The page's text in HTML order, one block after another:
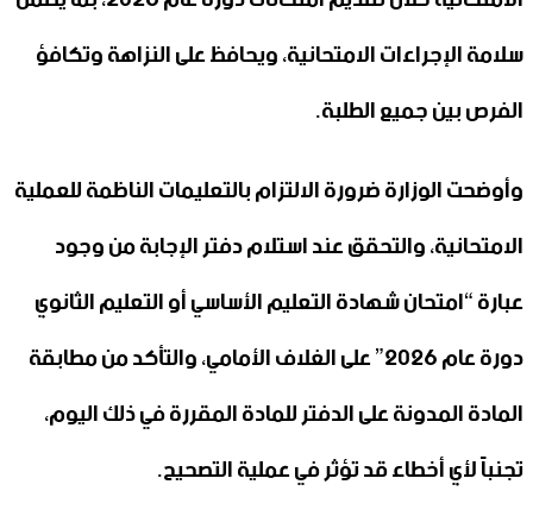
سلامة الإجراءات الامتحانية، ويحافظ على ‏النزاهة ‏وتكافؤ
الفرص بين جميع الطلبة‎.‎
وأوضحت الوزارة ضرورة الالتزام بالتعليمات الناظمة للعملية
الامتحانية، ‌‏والتحقق عند استلام دفتر الإجابة من وجود
عبارة “امتحان ‏شهادة التعليم الأساسي أو التعليم الثانوي
دورة عام 2026” على ‌‏الغلاف الأمامي، والتأكد من مطابقة
المادة المدونة على الدفتر ‏للمادة المقررة في ذلك اليوم،
تجنباً لأي أخطاء قد تؤثر في ‌‏عملية التصحيح‎.‎